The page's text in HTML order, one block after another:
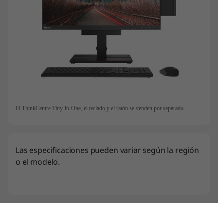
El ThinkCentre Tiny-in-One, el teclado y el ratón se venden por separado.
Las especificaciones pueden variar según la región
o el modelo.